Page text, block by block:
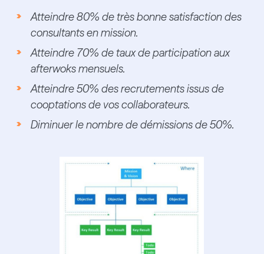
Atteindre 80% de très bonne satisfaction des
consultants en mission.
Atteindre 70% de taux de participation aux
afterwoks mensuels.
Atteindre 50% des recrutements issus de
cooptations de vos collaborateurs.
Diminuer le nombre de démissions de 50%.